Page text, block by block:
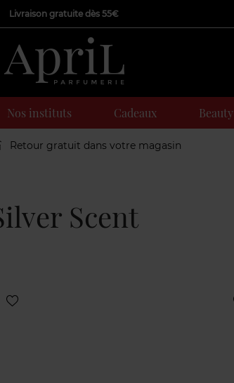
Livraison gratuite dès 55€
Nos instituts Cadeaux
Retour gratuit dans votre magasin
Scent